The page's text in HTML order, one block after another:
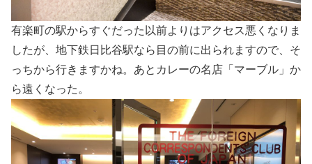
有楽町の駅からすぐだった以前よりはアクセス悪くなりま
したが、地下鉄日比谷駅なら目の前に出られますので、そ
っちから行きますかね。あとカレーの名店「マーブル」か
ら遠くなった。